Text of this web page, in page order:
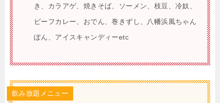
き、カラアゲ、焼きそば、ソーメン、枝豆、冷奴、
ビーフカレー、おでん、巻きずし、八幡浜風ちゃん
ぽん、アイスキャンディーetc
飲み放題メニュー